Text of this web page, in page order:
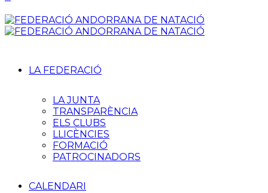
LA FEDERACIÓ
LA JUNTA
TRANSPARÈNCIA
ELS CLUBS
LLICÈNCIES
FORMACIÓ
PATROCINADORS
CALENDARI